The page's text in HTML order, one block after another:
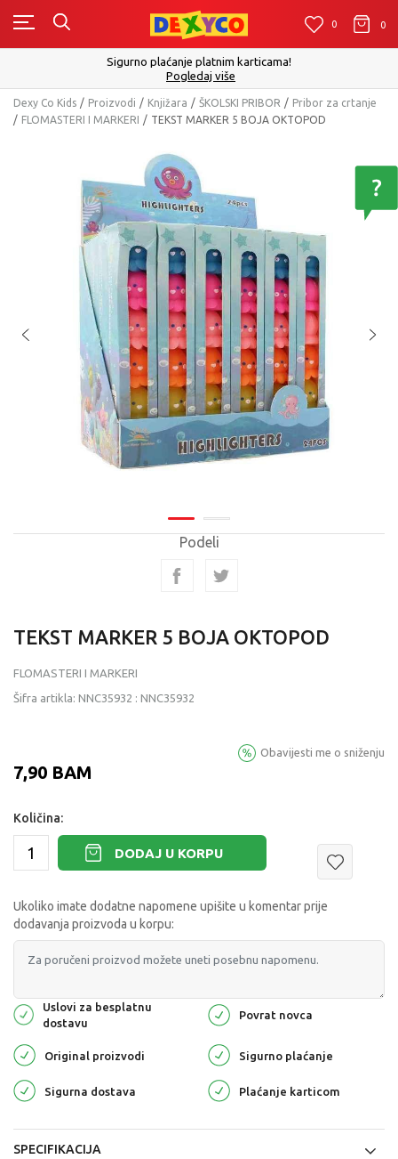
0 0
Sigurno plaćanje platnim karticama!
Pogledaj više
Dexy Co Kids Proizvodi Knjižara ŠKOLSKI PRIBOR
Pribor za crtanje
FLOMASTERI I MARKERI
TEKST MARKER 5 BOJA OKTOPOD
Podeli
TEKST MARKER 5 BOJA OKTOPOD
FLOMASTERI I MARKERI
Šifra artikla: NNC35932 : NNC35932
7,90 BAM
Obavijesti me o sniženju
Količina:
DODAJ U KORPU
Ukoliko imate dodatne napomene upišite u komentar prije
dodavanja proizvoda u korpu:
Uslovi za besplatnu
dostavu
Povrat novca
Original proizvodi Sigurno plaćanje
Sigurna dostava Plaćanje karticom
SPECIFIKACIJA